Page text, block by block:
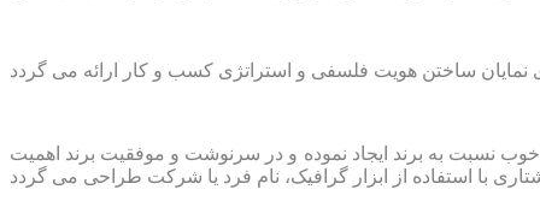
نسبت به برند ایجاد نموده و در سرنوشت و موفقیت برند اهمیت